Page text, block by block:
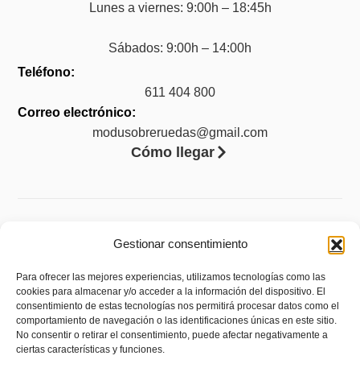
Gestionar consentimiento
Para ofrecer las mejores experiencias, utilizamos tecnologías como las
cookies para almacenar y/o acceder a la información del dispositivo. El
consentimiento de estas tecnologías nos permitirá procesar datos como el
comportamiento de navegación o las identificaciones únicas en este sitio.
No consentir o retirar el consentimiento, puede afectar negativamente a
ciertas características y funciones.
Lunes a viernes: 9:00h – 18:45h
Sábados: 9:00h – 14:00h
Teléfono:
611 404 800
Correo electrónico:
modusobreruedas@gmail.com
Cómo llegar
Accesibilidad
Política de privacidad
Política de cookies (UE)